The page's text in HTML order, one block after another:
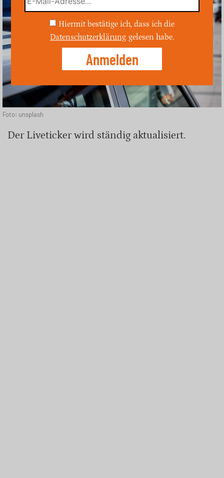
Foto: unsplash
Der Liveticker wird ständig aktualisiert.
Hiermit bestätige ich, dass ich die
Datenschutzerklärung gelesen habe.